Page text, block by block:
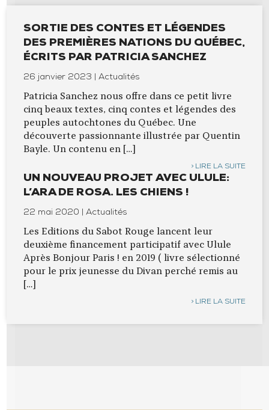
SORTIE DES CONTES ET LÉGENDES
DES PREMIÈRES NATIONS DU QUÉBEC,
ÉCRITS PAR PATRICIA SANCHEZ
26 janvier 2023 | Actualités
Patricia Sanchez nous offre dans ce petit livre
cinq beaux textes, cinq contes et légendes des
peuples autochtones du Québec. Une
découverte passionnante illustrée par Quentin
Bayle. Un contenu en […]
LIRE LA SUITE
UN NOUVEAU PROJET AVEC ULULE:
L’ARA DE ROSA. LES CHIENS !
22 mai 2020 | Actualités
Les Editions du Sabot Rouge lancent leur
deuxième financement participatif avec Ulule
Après Bonjour Paris ! en 2019 ( livre sélectionné
pour le prix jeunesse du Divan perché remis au
[…]
LIRE LA SUITE